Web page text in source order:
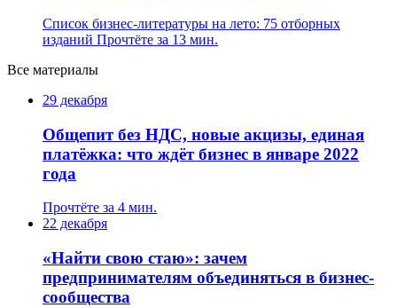
Список бизнес-литературы на лето: 75 отборных
изданий Прочтёте за 13 мин.
Все материалы
29 декабря
Общепит без НДС, новые акцизы, единая
платёжка: что ждёт бизнес в январе 2022
года
Прочтёте за 4 мин.
22 декабря
«Найти свою стаю»: зачем
предпринимателям объединяться в бизнес-
сообщества